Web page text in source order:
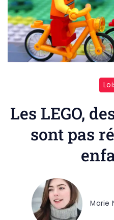
Les LEGO,
sont pas
Marie